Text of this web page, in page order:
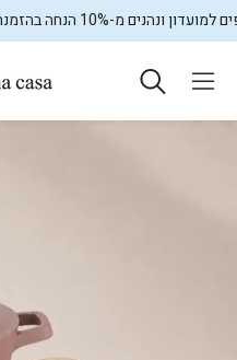
מ-10% הנחה בהזמנה הראשונה